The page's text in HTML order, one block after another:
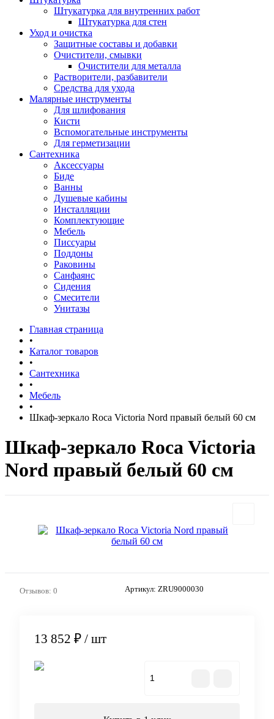
Штукатурка для внутренних работ
Штукатурка для стен
Уход и очистка
Защитные составы и добавки
Очистители, смывки
Очистители для металла
Растворители, разбавители
Средства для ухода
Малярные инструменты
Для шлифования
Кисти
Вспомогательные инструменты
Для герметизации
Сантехника
Аксессуары
Биде
Ванны
Душевые кабины
Инсталляции
Комплектующие
Мебель
Писсуары
Поддоны
Раковины
Санфаянс
Сидения
Смесители
Унитазы
Главная страница
•
Каталог товаров
•
Сантехника
•
Мебель
•
Шкаф-зеркало Roca Victoria Nord правый белый 60 см
Шкаф-зеркало Roca Victoria
Nord правый белый 60 см
Отзывов: 0 Артикул: ZRU9000030
13 852 ₽ / шт